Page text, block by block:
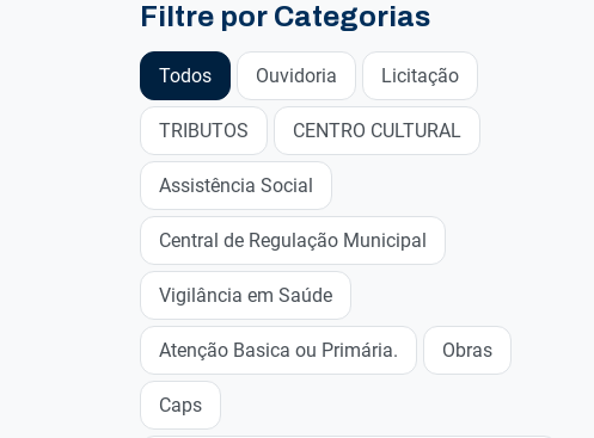
Filtre por Categorias
Todos Ouvidoria Licitação
TRIBUTOS CENTRO CULTURAL
Assistência Social
Central de Regulação Municipal
Vigilância em Saúde
Atenção Basica ou Primária. Obras
Caps